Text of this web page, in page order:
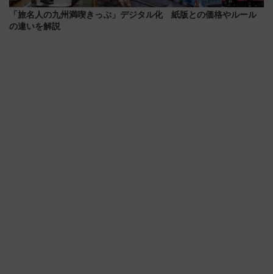
「旅名人の九州満喫きっぷ」デジタル化 紙版との価格やルール
の違いを解説